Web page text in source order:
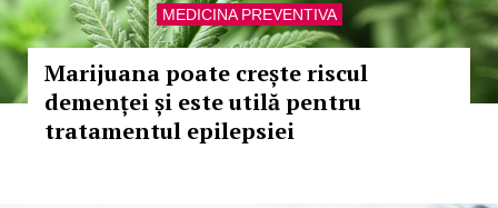
MEDICINA PREVENTIVA
Marijuana poate crește riscul
demenței și este utilă pentru
tratamentul epilepsiei